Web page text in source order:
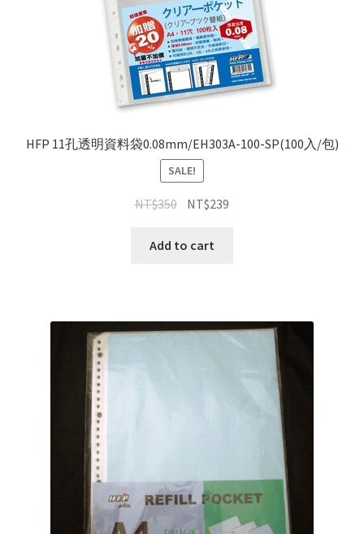
HFP 11孔透明資料袋0.08mm/EH303A-100-SP(100入/包)
SALE!
NT$350 NT$239
Add to cart